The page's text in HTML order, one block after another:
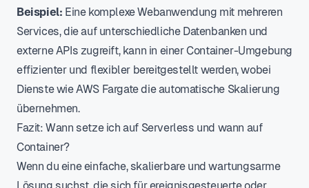
Beispiel: Eine komplexe Webanwendung mit mehreren
Services, die auf unterschiedliche Datenbanken und
externe APIs zugreift, kann in einer Container-Umgebung
effizienter und flexibler bereitgestellt werden, wobei
Dienste wie AWS Fargate die automatische Skalierung
übernehmen.
Fazit: Wann setze ich auf Serverless und wann auf
Container?
Wenn du eine einfache, skalierbare und wartungsarme